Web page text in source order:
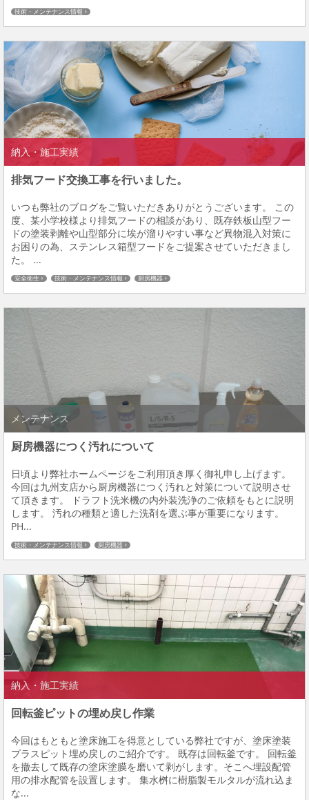
技術・メンテナンス情報
納入・施工実績
排気フード交換工事を行いました。
いつも弊社のブログをご覧いただきありがとうございます。 この
度、某小学校様より排気フードの相談があり、既存鉄板山型フー
ドの塗装剥離や山型部分に埃が溜りやすい事など異物混入対策に
お困りの為、ステンレス箱型フードをご提案させていただきまし
た。 ...
安全衛生 技術・メンテナンス情報 厨房機器
メンテナンス
厨房機器につく汚れについて
日頃より弊社ホームページをご利用頂き厚く御礼申し上げます。
今回は九州支店から厨房機器につく汚れと対策について説明させ
て頂きます。 ドラフト洗米機の内外装洗浄のご依頼をもとに説明
します。 汚れの種類と適した洗剤を選ぶ事が重要になります。
PH...
技術・メンテナンス情報 厨房機器
納入・施工実績
回転釜ピットの埋め戻し作業
今回はもともと塗床施工を得意としている弊社ですが、塗床塗装
プラスピット埋め戻しのご紹介です。 既存は回転釜です。 回転釜
を撤去して既存の塗床塗膜を磨いて剥がします。そこへ埋設配管
用の排水配管を設置します。 集水桝に樹脂製モルタルが流れ込ま
な...